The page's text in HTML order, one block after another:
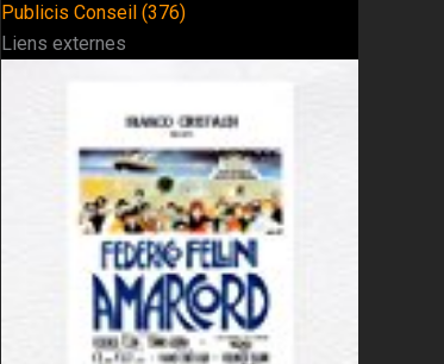
Publicis Conseil (376)
Liens externes